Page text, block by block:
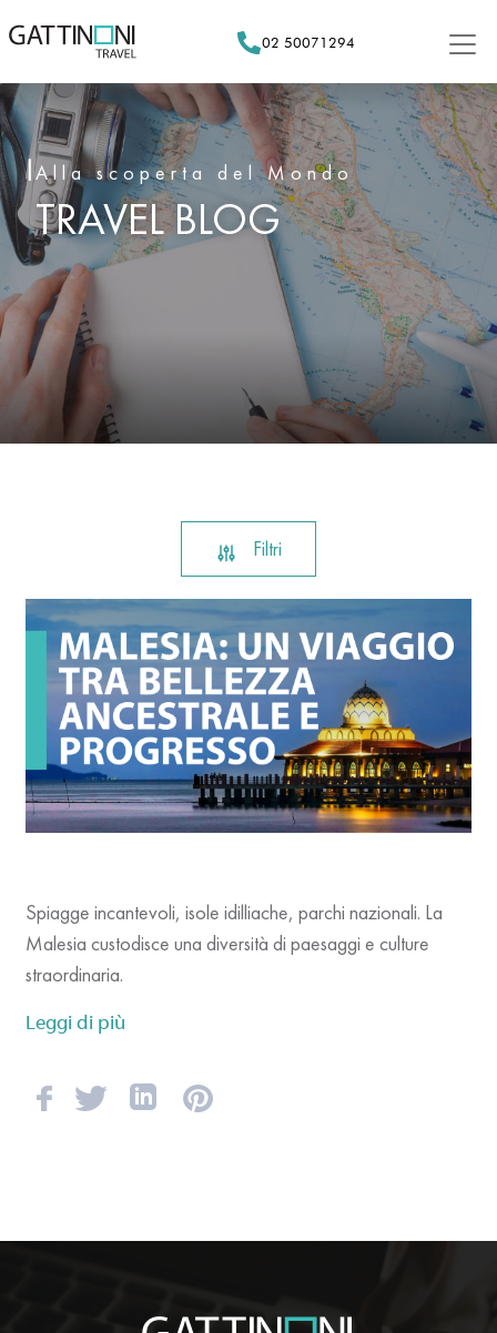
to
02 50071294
Alla scoperta del Mondo
TRAVEL BLOG
Spiagge incantevoli, isole idilliache, parchi nazionali. La
Malesia custodisce una diversità di paesaggi e culture
straordinaria.
Leggi di più
Filtri